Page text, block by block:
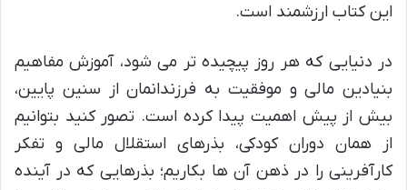
این کتاب ارزشمند است.
در دنیایی که هر روز پیچیده تر می شود، آموزش مفاهیم
بنیادین مالی و موفقیت به فرزندانمان از سنین پایین،
بیش از پیش اهمیت پیدا کرده است. تصور کنید بتوانیم
از همان دوران کودکی، بذرهای استقلال مالی و تفکر
کارآفرینی را در ذهن آن ها بکاریم؛ بذرهایی که در آینده